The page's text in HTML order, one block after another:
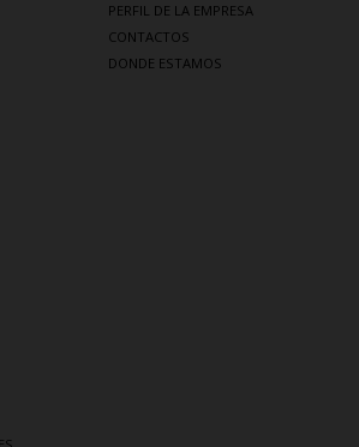
PERFIL DE LA EMPRESA
CONTACTOS
DONDE ESTAMOS